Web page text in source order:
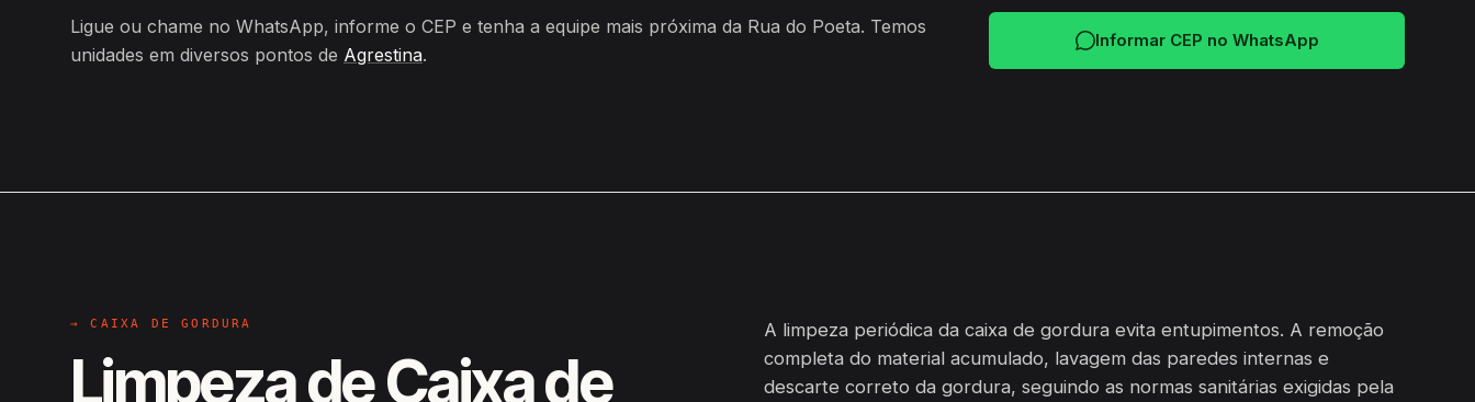
Ligue ou chame no WhatsApp, informe o CEP e tenha a equipe mais próxima da Rua do Poeta. Temos
unidades em diversos pontos de Agrestina.
Informar CEP no WhatsApp
→ CAIXA DE GORDURA
Limpeza de Caixa de
A limpeza periódica da caixa de gordura evita entupimentos. A remoção
completa do material acumulado, lavagem das paredes internas e
descarte correto da gordura, seguindo as normas sanitárias exigidas pela